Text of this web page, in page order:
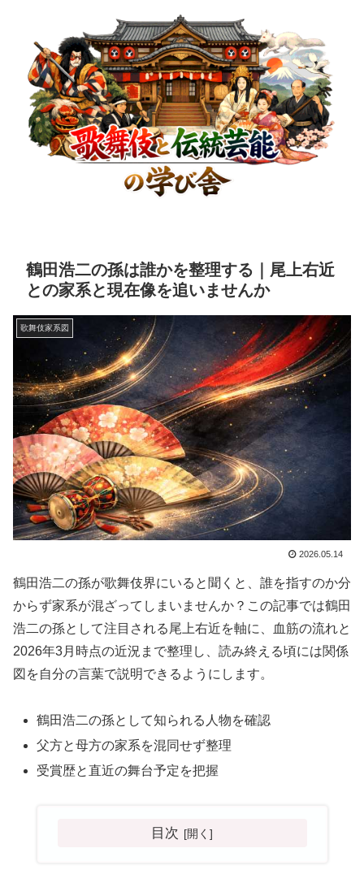
鶴田浩二の孫は誰かを整理する｜尾上右近
との家系と現在像を追いませんか
歌舞伎家系図
2026.05.14
鶴田浩二の孫が歌舞伎界にいると聞くと、誰を指すのか分
からず家系が混ざってしまいませんか？この記事では鶴田
浩二の孫として注目される尾上右近を軸に、血筋の流れと
2026年3月時点の近況まで整理し、読み終える頃には関係
図を自分の言葉で説明できるようにします。
鶴田浩二の孫として知られる人物を確認
父方と母方の家系を混同せず整理
受賞歴と直近の舞台予定を把握
目次